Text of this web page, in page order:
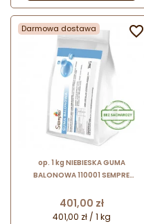
Darmowa dostawa
op. 1 kg NIEBIESKA GUMA
BALONOWA 110001 SEMPRE
- bez dodatku sacharozy
Cena
401,00 zł
401,00 zł / 1 kg
